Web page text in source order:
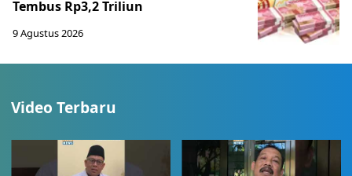
Tembus Rp3,2 Triliun
9 Agustus 2026
Video Terbaru